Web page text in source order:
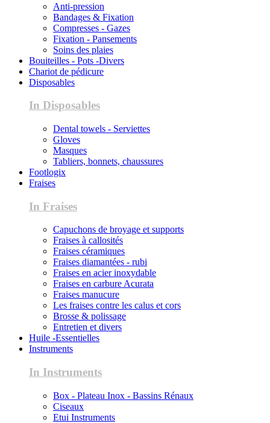
Anti-pression
Bandages & Fixation
Compresses - Gazes
Fixation - Pansements
Soins des plaies
Bouiteilles - Pots -Divers
Chariot de pédicure
Disposables
In Disposables
Dental towels - Serviettes
Gloves
Masques
Tabliers, bonnets, chaussures
Footlogix
Fraises
In Fraises
Capuchons de broyage et supports
Fraises à callosités
Fraises céramiques
Fraises diamantées - rubi
Fraises en acier inoxydable
Fraises en carbure Acurata
Fraises manucure
Les fraises contre les calus et cors
Brosse & polissage
Entretien et divers
Huile -Essentielles
Instruments
In Instruments
Box - Plateau Inox - Bassins Rénaux
Ciseaux
Etui Instruments